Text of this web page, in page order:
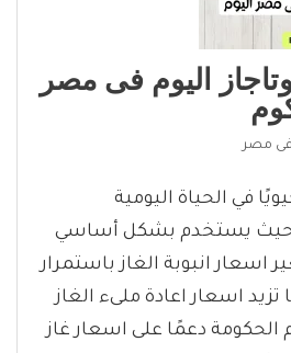
اليوم فى مصر
فى مصر
في الحياة اليومية
حيث يستخدم بشكل أساسي
اسعار انبوبة الغاز باستمرار
اسعار اعادة ملىء الغاز
دعمًا على اسعار غاز